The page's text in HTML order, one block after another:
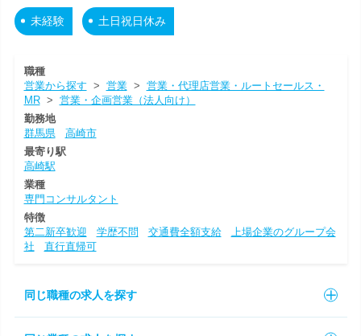
未経験 土日祝日休み
職種
営業から探す > 営業> 営業・代理店営業・ルートセールス・
MR> 営業・企画営業（法人向け）
勤務地
群馬県
高崎市
最寄り駅
高崎駅
業種
専門コンサルタント
特徴
第二新卒歓迎
学歴不問 交通費全額支給
上場企業のグループ会
社
直行直帰可
同じ職種の求人を探す